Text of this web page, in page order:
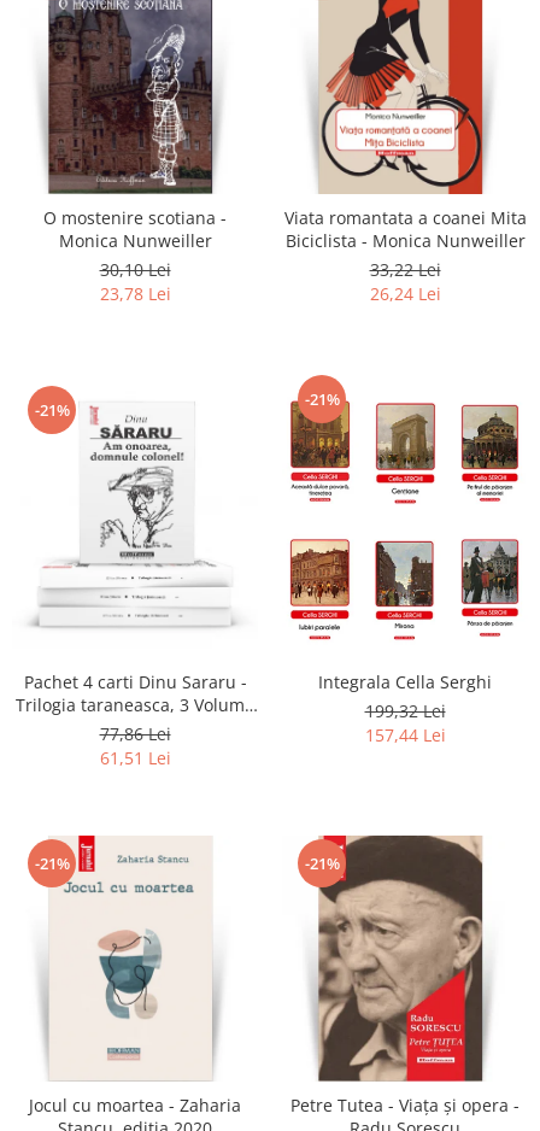
O mostenire scotiana -
Monica Nunweiller
30,10 Lei
23,78 Lei
Viata romantata a coanei Mita
Biciclista - Monica Nunweiller
33,22 Lei
26,24 Lei
-21%
Pachet 4 carti Dinu Sararu -
Trilogia taraneasca, 3 Volume
+ Am onoarea, domnule
colonel!
77,86 Lei
61,51 Lei
-21%
Integrala Cella Serghi
199,32 Lei
157,44 Lei
-21%
Jocul cu moartea - Zaharia
-21%
Petre Tutea - Viaţa şi opera -